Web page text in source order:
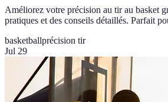
Améliorez votre précision au tir au basket
pratiques et des conseils détaillés. Parfait
basketballprécision tir
Jul 29